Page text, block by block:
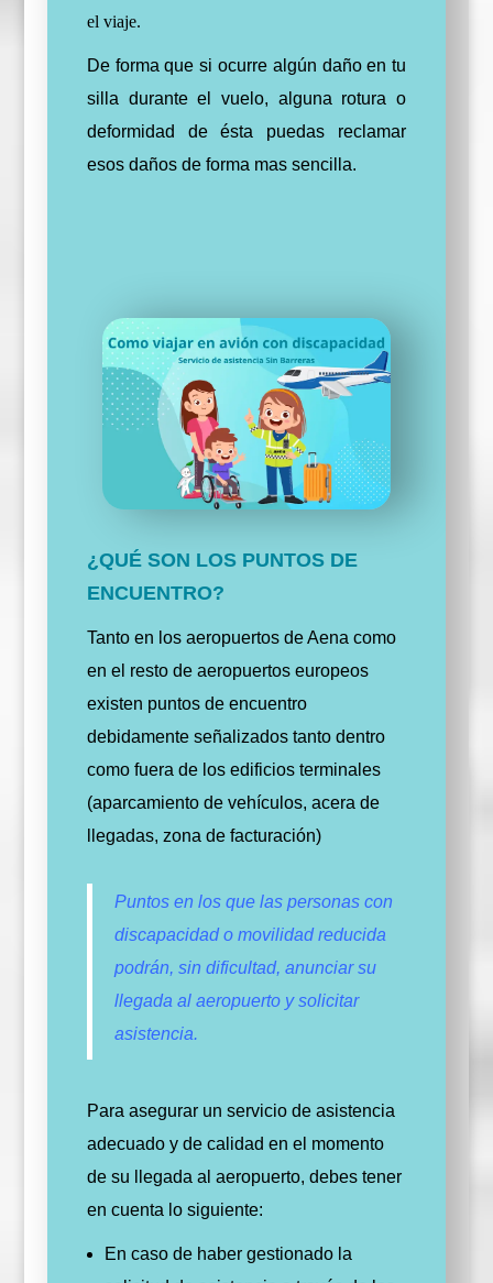
el viaje.
De forma que si ocurre algún daño en tu
silla durante el vuelo, alguna rotura o
deformidad de ésta puedas reclamar
esos daños de forma mas sencilla.
¿QUÉ SON LOS PUNTOS DE
ENCUENTRO?
Tanto en los aeropuertos de Aena como
en el resto de aeropuertos europeos
existen puntos de encuentro
debidamente señalizados tanto dentro
como fuera de los edificios terminales
(aparcamiento de vehículos, acera de
llegadas, zona de facturación)
Puntos en los que las personas con
discapacidad o movilidad reducida
podrán, sin dificultad, anunciar su
llegada al aeropuerto y solicitar
asistencia.
Para asegurar un servicio de asistencia
adecuado y de calidad en el momento
de su llegada al aeropuerto, debes tener
en cuenta lo siguiente:
En caso de haber gestionado la